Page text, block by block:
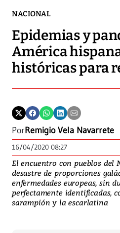
NACIONAL
Epidemias y
América
históricas para
PorRemigio Vela Navarrete
16/04/2020 08:27
El encuentro con pueblos del
desastre de proporciones
enfermedades europeas, sin
perfectamente identificadas,
sarampión y la escarlatina